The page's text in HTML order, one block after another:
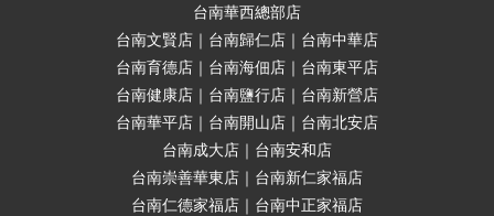
台南華西總部店
台南文賢店｜台南歸仁店｜台南中華店
台南育德店｜台南海佃店｜台南東平店
台南健康店｜台南鹽行店｜台南新營店
台南華平店｜台南開山店｜台南北安店
台南成大店｜台南安和店
台南崇善華東店｜台南新仁家福店
台南仁德家福店｜台南中正家福店